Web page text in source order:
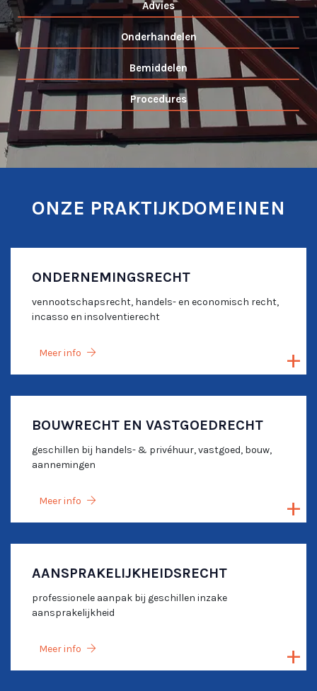
Advies
Onderhandelen
Bemiddelen
Procedures
ONZE PRAKTIJKDOMEINEN
ONDERNEMINGSRECHT
vennootschapsrecht, handels- en economisch recht,
incasso en insolventierecht
Meer info
BOUWRECHT EN VASTGOEDRECHT
geschillen bij handels- & privéhuur, vastgoed, bouw,
aannemingen
Meer info
AANSPRAKELIJKHEIDSRECHT
professionele aanpak bij geschillen inzake
aansprakelijkheid
Meer info